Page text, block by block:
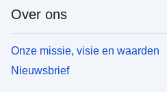
Over ons
Onze missie, visie en waarden
Nieuwsbrief